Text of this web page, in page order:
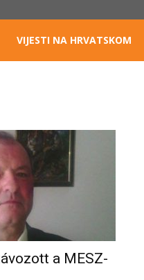
VIJESTI NA HRVATSKOM
a MESZ-